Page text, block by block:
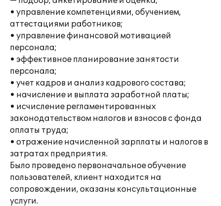
• управление компетенциями, обучением,
аттестациями работников;
• управление финансовой мотивацией
персонала;
• эффективное планирование занятости
персонала;
• учет кадров и анализ кадрового состава;
• начисление и выплата заработной платы;
• исчисление регламентированных
законодательством налогов и взносов с фонда
оплаты труда;
• отражение начисленной зарплаты и налогов в
затратах предприятия.
Было проведено первоначальное обучение
пользователей, клиент находится на
сопровождении, оказаны консультационные
услуги.